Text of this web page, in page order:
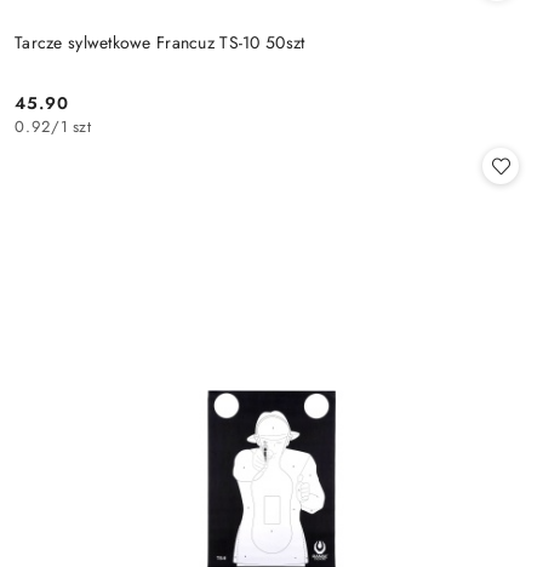
Tarcze sylwetkowe Francuz TS-10 50szt
Cena:
45.90
0.92/1 szt